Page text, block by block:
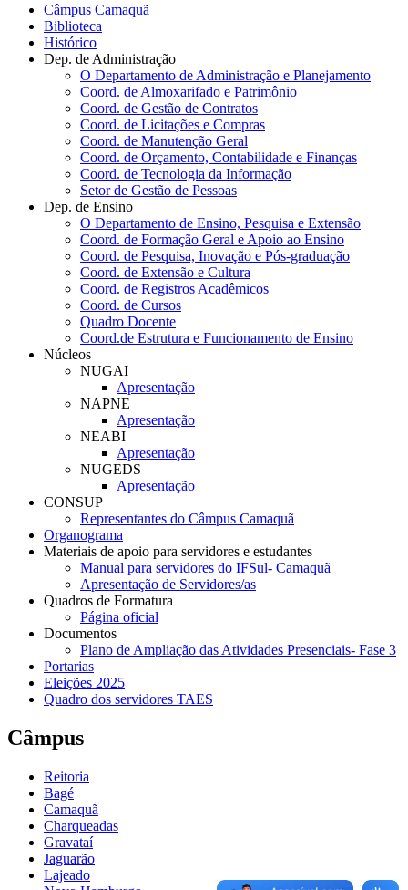
Câmpus Camaquã
Biblioteca
Histórico
Dep. de Administração
O Departamento de Administração e Planejamento
Coord. de Almoxarifado e Patrimônio
Coord. de Gestão de Contratos
Coord. de Licitações e Compras
Coord. de Manutenção Geral
Coord. de Orçamento, Contabilidade e Finanças
Coord. de Tecnologia da Informação
Setor de Gestão de Pessoas
Dep. de Ensino
O Departamento de Ensino, Pesquisa e Extensão
Coord. de Formação Geral e Apoio ao Ensino
Coord. de Pesquisa, Inovação e Pós-graduação
Coord. de Extensão e Cultura
Coord. de Registros Acadêmicos
Coord. de Cursos
Quadro Docente
Coord.de Estrutura e Funcionamento de Ensino
Núcleos
NUGAI
Apresentação
NAPNE
Apresentação
NEABI
Apresentação
NUGEDS
Apresentação
CONSUP
Representantes do Câmpus Camaquã
Organograma
Materiais de apoio para servidores e estudantes
Manual para servidores do IFSul- Camaquã
Apresentação de Servidores/as
Quadros de Formatura
Página oficial
Documentos
Plano de Ampliação das Atividades Presenciais- Fase 3
Portarias
Eleições 2025
Quadro dos servidores TAES
Câmpus
Reitoria
Bagé
Camaquã
Charqueadas
Gravataí
Jaguarão
Lajeado